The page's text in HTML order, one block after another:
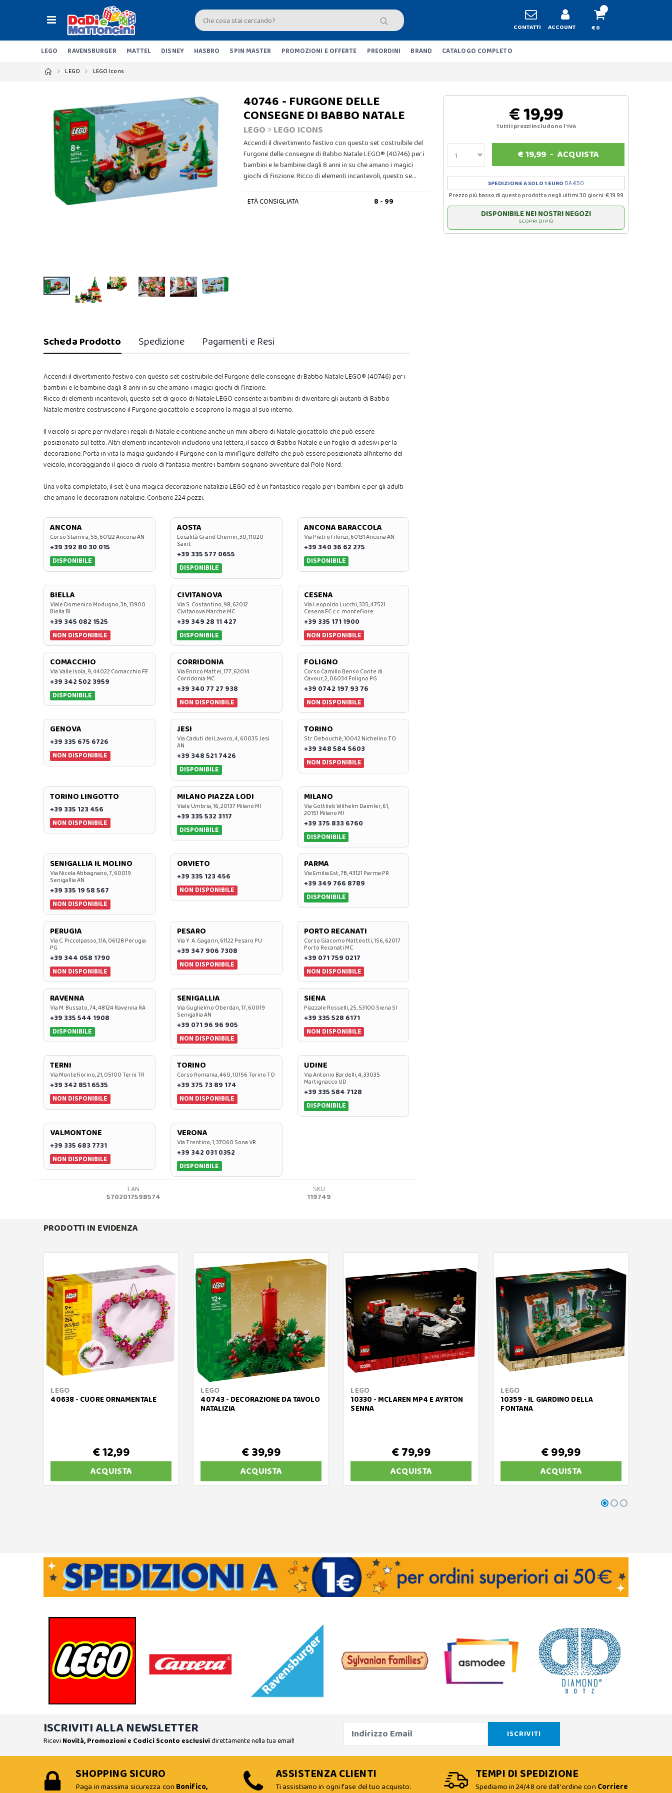
CONTATTI ACCOUNT € 0
LEGO RAVENSBURGER MATTEL DISNEY HASBRO SPIN MASTER PROMOZIONI E OFFERTE PREORDINI BRAND CATALOGO COMPLETO
LEGO LEGO Icons
40746 - FURGONE DELLE
CONSEGNE DI BABBO NATALE
LEGO> LEGO ICONS
Accendi il divertimento festivo con questo set costruibile del
Furgone delle consegne di Babbo Natale LEGO® (40746) per i
bambini e le bambine dagli 8 anni in su che amano i magici
giochi di finzione. Ricco di elementi incantevoli, questo se…
ETÀ CONSIGLIATA 8 - 99
€ 19,99
Tutti i prezzi includono l'IVA
€19,99- ACQUISTA
SPEDIZIONE A SOLO 1 EURO DA €50
Prezzo più basso di questo prodotto negli ultimi 30 giorni: € 19.99
DISPONIBILE NEI NOSTRI NEGOZI
SCOPRI DI PIÙ
Scheda Prodotto Spedizione Pagamenti e Resi
Accendi il divertimento festivo con questo set costruibile del Furgone delle consegne di Babbo Natale LEGO® (40746) per i
bambini e le bambine dagli 8 anni in su che amano i magici giochi di finzione.
Ricco di elementi incantevoli, questo set di gioco di Natale LEGO consente ai bambini di diventare gli aiutanti di Babbo
Natale mentre costruiscono il Furgone giocattolo e scoprono la magia al suo interno.
Il veicolo si apre per rivelare i regali di Natale e contiene anche un mini albero di Natale giocattolo che può essere
posizionato sul tetto. Altri elementi incantevoli includono una lettera, il sacco di Babbo Natale e un foglio di adesivi per la
decorazione. Porta in vita la magia guidando il Furgone con la minifigure dell’elfo che può essere posizionata all’interno del
veicolo, incoraggiando il gioco di ruolo di fantasia mentre i bambini sognano avventure dal Polo Nord.
Una volta completato, il set è una magica decorazione natalizia LEGO ed è un fantastico regalo per i bambini e per gli adulti
che amano le decorazioni natalizie. Contiene 224 pezzi.
ANCONA
Corso Stamira, 55, 60122 Ancona AN
+39 392 80 30 015
DISPONIBILE
AOSTA
Località Grand Chemin, 30, 11020
Saint
+39 335 577 0655
DISPONIBILE
ANCONA BARACCOLA
Via Pietro Filonzi, 60131 Ancona AN
+39 340 36 62 275
DISPONIBILE
BIELLA
Viale Domenico Modugno, 3b, 13900
Biella BI
+39 345 082 1525
NON DISPONIBILE
CIVITANOVA
Via S. Costantino, 98, 62012
Civitanova Marche MC
+39 349 28 11 427
DISPONIBILE
CESENA
Via Leopoldo Lucchi, 335, 47521
Cesena FC c.c. montefiore
+39 335 171 1900
NON DISPONIBILE
COMACCHIO
Via Valle Isola, 9, 44022 Comacchio FE
+39 342 502 3959
DISPONIBILE
CORRIDONIA
Via Enrico Mattei, 177, 62014
Corridonia MC
+39 340 77 27 938
NON DISPONIBILE
FOLIGNO
Corso Camillo Benso Conte di
Cavour, 2, 06034 Foligno PG
+39 0742 197 93 76
NON DISPONIBILE
GENOVA
+39 335 675 6726
NON DISPONIBILE
JESI
Via Caduti del Lavoro, 4, 60035 Jesi
AN
+39 348 521 7426
DISPONIBILE
TORINO
Str. Debouchè, 10042 Nichelino TO
+39 348 584 5603
NON DISPONIBILE
TORINO LINGOTTO
+39 335 123 456
NON DISPONIBILE
MILANO PIAZZA LODI
Viale Umbria, 16, 20137 Milano MI
+39 335 532 3117
DISPONIBILE
MILANO
Via Gottlieb Wilhelm Daimler, 61,
20151 Milano MI
+39 375 833 6760
DISPONIBILE
SENIGALLIA IL MOLINO
Via Nicola Abbagnano, 7, 60019
Senigallia AN
+39 335 19 58 567
NON DISPONIBILE
ORVIETO
+39 335 123 456
NON DISPONIBILE
PARMA
Via Emilia Est, 7B, 43121 Parma PR
+39 349 766 8789
DISPONIBILE
PERUGIA
Via C. Piccolpasso, 1/A, 06128 Perugia
PG
+39 344 058 1790
NON DISPONIBILE
PESARO
Via Y. A. Gagarin, 61122 Pesaro PU
+39 347 906 7308
NON DISPONIBILE
PORTO RECANATI
Corso Giacomo Matteotti, 156, 62017
Porto Recanati MC
+39 071 759 0217
NON DISPONIBILE
RAVENNA
Via M. Bussato, 74, 48124 Ravenna RA
+39 335 544 1908
DISPONIBILE
SENIGALLIA
Via Guglielmo Oberdan, 17, 60019
Senigallia AN
+39 071 96 96 905
NON DISPONIBILE
SIENA
Piazzale Rosselli, 25, 53100 Siena SI
+39 335 528 6171
NON DISPONIBILE
TERNI
Via Montefiorino, 21, 05100 Terni TR
+39 342 851 6535
NON DISPONIBILE
TORINO
Corso Romania, 460, 10156 Torino TO
+39 375 73 89 174
NON DISPONIBILE
UDINE
Via Antonio Bardelli, 4, 33035
Martignacco UD
+39 335 584 7128
DISPONIBILE
VALMONTONE
+39 335 683 7731
NON DISPONIBILE
VERONA
Via Trentino, 1, 37060 Sona VR
+39 342 031 0352
DISPONIBILE
EAN
5702017598574
SKU
119749
PRODOTTI IN EVIDENZA
LEGO
40638 - CUORE ORNAMENTALE
€ 12,99
ACQUISTA
LEGO
40743 - DECORAZIONE DA TAVOLO
NATALIZIA
€ 39,99
ACQUISTA
LEGO
10330 - MCLAREN MP4 E AYRTON
SENNA
€ 79,99
ACQUISTA
LEGO
10359 - IL GIARDINO DELLA
FONTANA
€ 99,99
ACQUISTA
ISCRIVITI ALLA NEWSLETTER
Ricevi Novità, Promozioni e Codici Sconto esclusividirettamente nella tua email!
SHOPPING SICURO
Paga in massima sicurezza con Bonifico,
ASSISTENZA CLIENTI
Ti assistiamo in ogni fase del tuo acquisto:
TEMPI DI SPEDIZIONE
Spediamo in 24/48 ore dall'ordine con Corriere